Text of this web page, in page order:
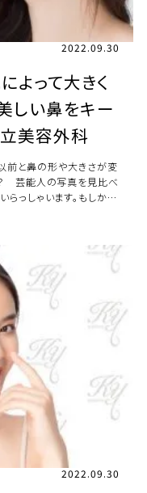
2022.09.30
よって大きく
しい鼻をキー
美容外科
前と鼻の形や大きさが変
芸能人の写真を見比べ
っしゃいます。もしかす
2022.09.30